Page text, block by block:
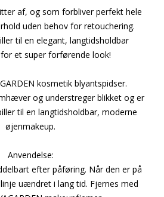
af, og som forbliver perfekt hele
uden behov for retouchering.
til en elegant, langtidsholdbar
et super forførende look!
kosmetik blyantspidser.
og understreger blikket og er
til en langtidsholdbar, moderne
øjenmakeup.
Anvendelse:
efter påføring. Når den er på
uændret i lang tid. Fjernes med